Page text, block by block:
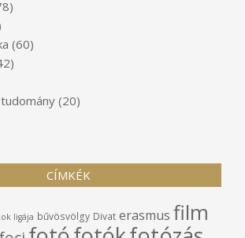
(60)
(20)
CÍMKÉK
ligája bűvösvölgy Divat erasmus film